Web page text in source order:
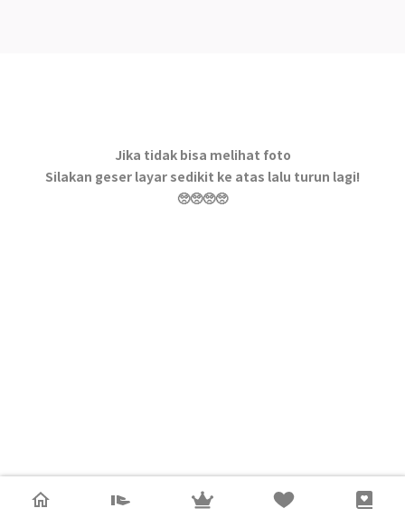
Jika tidak bisa melihat foto
Silakan geser layar sedikit ke atas lalu turun lagi!
🥺🥺🥺🥺